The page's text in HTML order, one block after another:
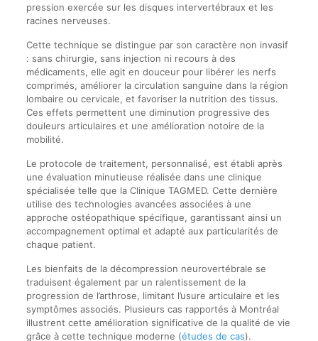
pression exercée sur les disques intervertébraux et les
racines nerveuses.
Cette technique se distingue par son caractère non invasif
: sans chirurgie, sans injection ni recours à des
médicaments, elle agit en douceur pour libérer les nerfs
comprimés, améliorer la circulation sanguine dans la région
lombaire ou cervicale, et favoriser la nutrition des tissus.
Ces effets permettent une diminution progressive des
douleurs articulaires et une amélioration notoire de la
mobilité.
Le protocole de traitement, personnalisé, est établi après
une évaluation minutieuse réalisée dans une clinique
spécialisée telle que la Clinique TAGMED. Cette dernière
utilise des technologies avancées associées à une
approche ostéopathique spécifique, garantissant ainsi un
accompagnement optimal et adapté aux particularités de
chaque patient.
Les bienfaits de la décompression neurovertébrale se
traduisent également par un ralentissement de la
progression de l’arthrose, limitant l’usure articulaire et les
symptômes associés. Plusieurs cas rapportés à Montréal
illustrent cette amélioration significative de la qualité de vie
grâce à cette technique moderne (études de cas).